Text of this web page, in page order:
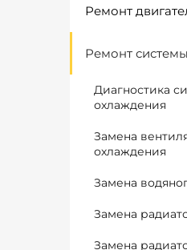
Ремонт
Ремонт
Диагностика
охлаждения
Замена
охлаждения
Замена
Замена
Замена